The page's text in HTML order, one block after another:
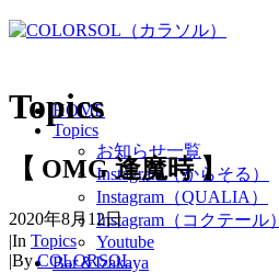
HOME
Topics
お知らせ一覧
Instagram（からそる）
Instagram（QUALIA）
Instagram（コクテール）
Youtube
Bar＆Izakaya
Topics
【 OMG 逢魔時 】
2020年8月12日
|In Topics
|ByCOLORSOL